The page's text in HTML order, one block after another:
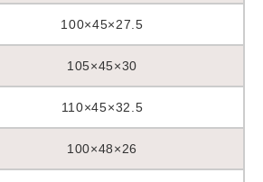
100×45×27.5
105×45×30
110×45×32.5
100×48×26